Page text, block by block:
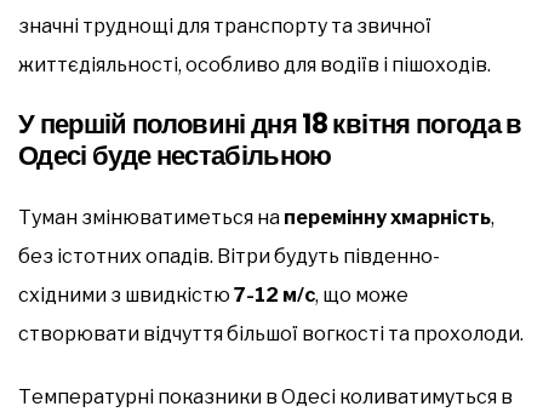
значні труднощі для транспорту та звичної
життєдіяльності, особливо для водіїв і пішоходів.
У першій половині дня 18 квітня погода в
Одесі буде нестабільною
Туман змінюватиметься на перемінну хмарність,
без істотних опадів. Вітри будуть південно-
східними з швидкістю 7-12 м/с, що може
створювати відчуття більшої вогкості та прохолоди.
Температурні показники в Одесі коливатимуться в